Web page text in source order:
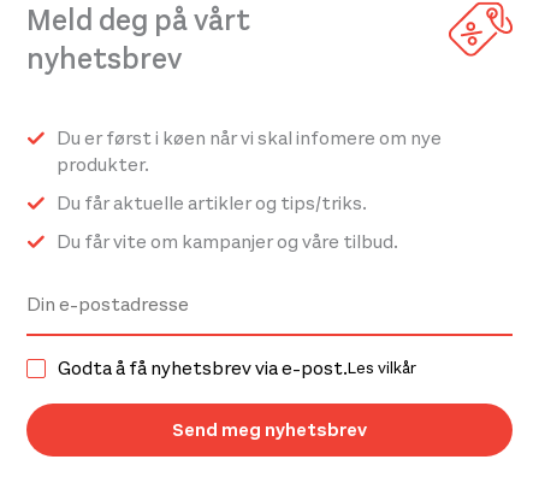
Meld deg på vårt
nyhetsbrev
Du er først i køen når vi skal infomere om nye
produkter.
Du får aktuelle artikler og tips/triks.
Du får vite om kampanjer og våre tilbud.
Godta å få nyhetsbrev via e-post.Les vilkår